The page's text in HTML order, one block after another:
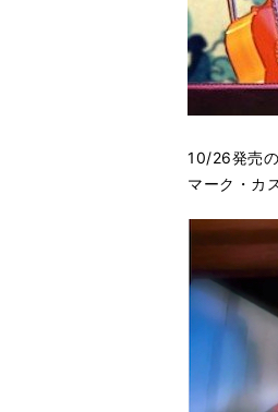
10/26発売の
マーク・カ